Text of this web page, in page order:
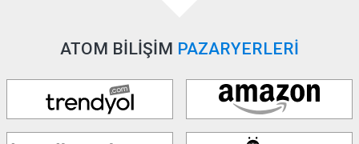
ATOM BİLİŞİM PAZARYERLERİ